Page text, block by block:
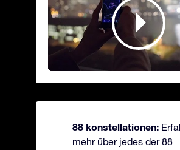
88 konstellationen:
mehr über jedes der 88